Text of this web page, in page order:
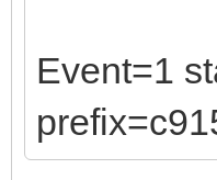
Event=1